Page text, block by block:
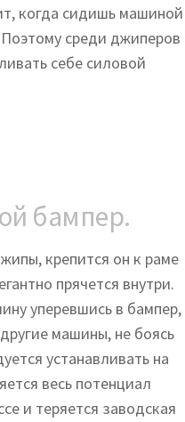
когда сидишь машиной
среди джиперов
себе силовой
бампер.
крепится он к раме
прячется внутри.
уперевшись в бампер,
машины, не боясь
устанавливать на
весь потенциал
и теряется заводская